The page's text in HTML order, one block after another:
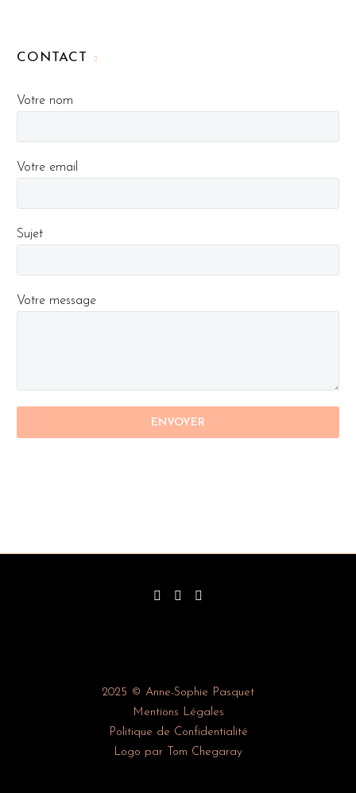
CONTACT
Votre nom
Votre email
Sujet
Votre message
2025 © Anne-Sophie Pasquet
Mentions Légales
Politique de Confidentialité
Logo par Tom Chegaray